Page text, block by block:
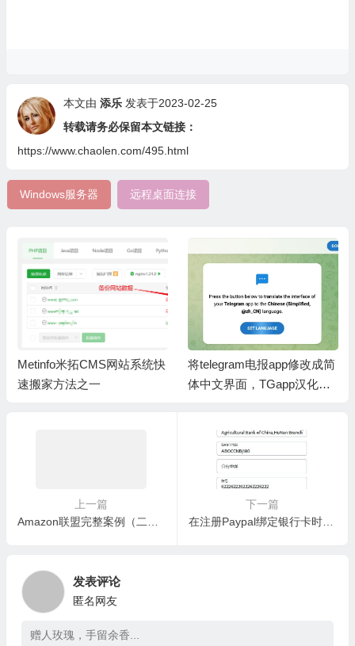
本文由 添乐 发表于2023-02-25
转载请务必保留本文链接：
https://www.chaolen.com/495.html
Windows服务器 远程桌面连接
Metinfo米拓CMS网站系统快
速搬家方法之一
将telegram电报app修改成简
体中文界面，TGapp汉化教
上一篇
下一篇
在注册Paypal绑定银行卡时，分行地址应该怎么填写。
发表评论
匿名网友